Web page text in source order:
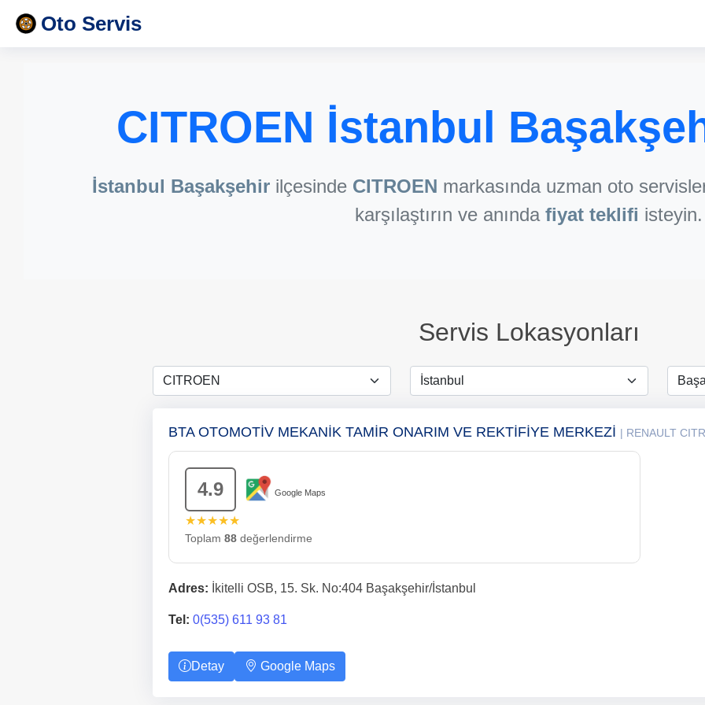
Oto Servis
CITROEN İstanbul
İstanbul Başakşehirilçesinde CITROEN markasında uzman oto
karşılaştırın ve anında fiyat teklifi isteyin.
Servis Lokasyonları
BTA OTOMOTİV MEKANİK TAMİR ONARIM VE REKTİFİYE MERKEZİ | RENAULT
4.9 Google Maps
★★★★★
Toplam 88değerlendirme
Adres: İkitelli OSB, 15. Sk. No:404 Başakşehir/İstanbul
Tel: 0(535) 611 93 81
Detay Google Maps